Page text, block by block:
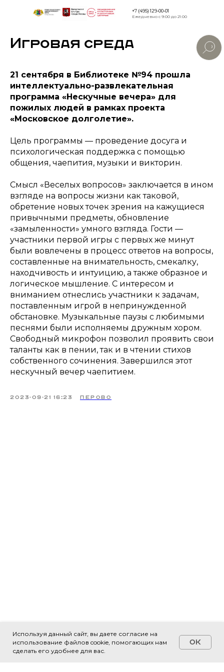
Версия
+7 (495) 129-00-01
Ежедневно с 9:00 до 21:00
Используя данный сайт, вы даете согласие на
использование файлов cookie, помогающих нам
сделать его удобнее для вас.
OK
Свяжитесь с нами!
Игровая среда
21 сентября в Библиотеке №94 прошла
интеллектуально-развлекательная
программа «Нескучные вечера» для
пожилых людей в рамках проекта
«Московское долголетие».
Цель программы — проведение досуга и
психологическая поддержка с помощью
общения, чаепития, музыки и викторин.
Смысл «Веселых вопросов» заключается в ином
взгляде на вопросы жизни как таковой,
обретение новых точек зрения на кажущиеся
привычными предметы, обновление
«замыленности» умного взгляда. Гости —
участники первой игры с первых же минут
были вовлечены в процесс ответов на вопросы,
составленные на внимательность, смекалку,
находчивость и интуицию, а также образное и
логическое мышление. С интересом и
вниманием отнеслись участники к задачам,
поставленным игрой в непринужденной
обстановке. Музыкальные паузы с любимыми
песнями были исполняемы дружным хором.
Свободный микрофон позволил проявить свои
таланты как в пении, так и в чтении стихов
собственного сочинения. Завершился этот
нескучный вечер чаепитием.
2023-09-21 16:23 ПЕРОВО